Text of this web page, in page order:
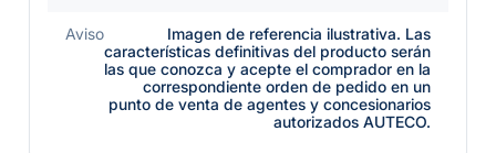
Aviso
Imagen de referencia ilustrativa. Las
características definitivas del producto serán
las que conozca y acepte el comprador en la
correspondiente orden de pedido en un
punto de venta de agentes y concesionarios
autorizados AUTECO.